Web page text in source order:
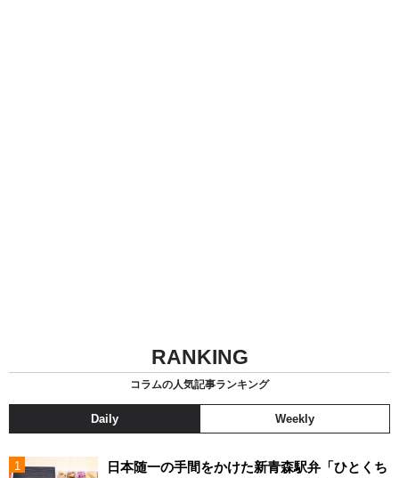
RANKING
コラムの人気記事ランキング
Daily Weekly
日本随一の手間をかけた新青森駅弁「ひとくち